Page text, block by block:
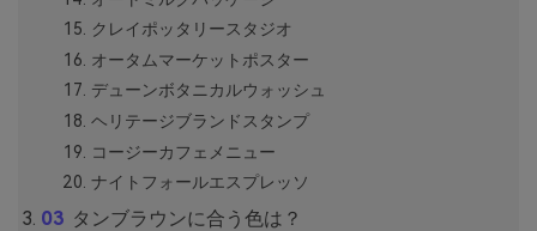
クレイポッタリースタジオ
オータムマーケットポスター
デューンボタニカルウォッシュ
ヘリテージブランドスタンプ
コージーカフェメニュー
ナイトフォールエスプレッソ
タンブラウンに合う色は？